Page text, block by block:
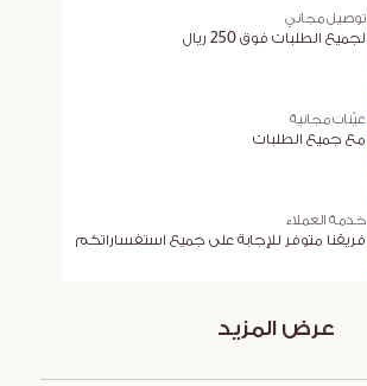
توصيل مجاني
لجميع الطلبات فوق 250 ريال
عيّنات مجانية
مع جميع الطلبات
خدمة العملاء
فريقنا متوفر للإجابة على جميع استفساراتكم
عرض المزيد